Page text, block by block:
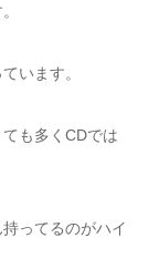
います。
も多くCDでは
ってるのがハイ